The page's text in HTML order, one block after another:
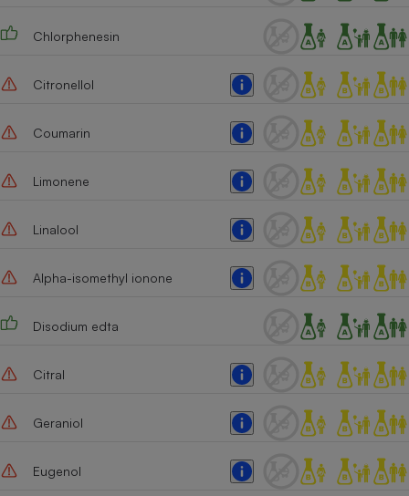
Chlorphenesin
Citronellol
Coumarin
Limonene
Linalool
Alpha-isomethyl ionone
Disodium edta
Citral
Geraniol
Eugenol